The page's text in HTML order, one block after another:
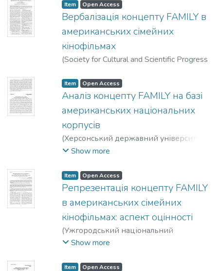
Item Open Access
Вербалізація концепту FAMILY в
американських сімейних
кінофільмах
(Society for Cultural and Scientific Progress
Скобнікова, Оксана Володимирівна
Item Open Access
Аналіз концепту FAMILY на базі
американських національних
корпусів
(Херсонський державний університет
2018)Скобнікова, Оксана
Show more
Item Open Access
Репрезентація концепту FAMILY
в американських сімейних
кінофільмах: аспект оцінності
(Ужгородський національний
університет,2018
Show more
Item Open Access